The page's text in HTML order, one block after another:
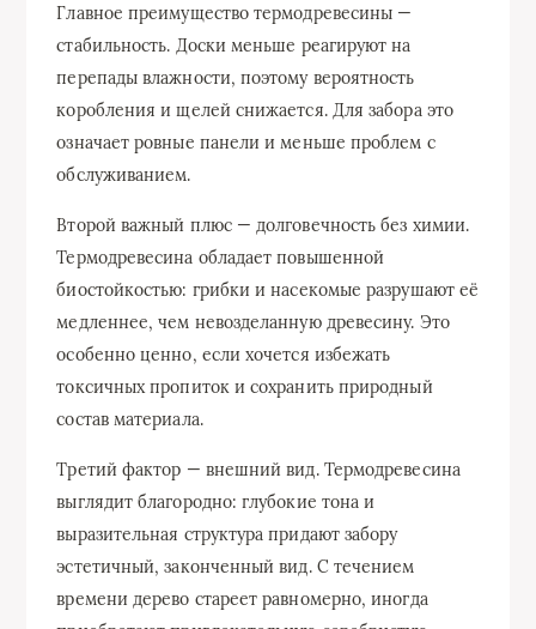
Главное преимущество термодревесины —
стабильность. Доски меньше реагируют на
перепады влажности, поэтому вероятность
коробления и щелей снижается. Для забора это
означает ровные панели и меньше проблем с
обслуживанием.
Второй важный плюс — долговечность без химии.
Термодревесина обладает повышенной
биостойкостью: грибки и насекомые разрушают её
медленнее, чем невозделанную древесину. Это
особенно ценно, если хочется избежать
токсичных пропиток и сохранить природный
состав материала.
Третий фактор — внешний вид. Термодревесина
выглядит благородно: глубокие тона и
выразительная структура придают забору
эстетичный, законченный вид. С течением
времени дерево стареет равномерно, иногда